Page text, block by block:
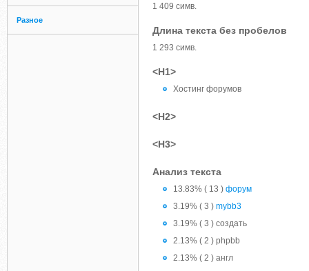
Разное
1 409 симв.
Длина текста без пробелов
1 293 симв.
<H1>
Хостинг форумов
<H2>
<H3>
Анализ текста
13.83% ( 13 ) форум
3.19% ( 3 ) mybb3
3.19% ( 3 ) создать
2.13% ( 2 ) phpbb
2.13% ( 2 ) англ